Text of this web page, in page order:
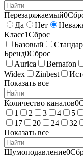
Перезаряжаемый0
Да
Нет
Класс1Сброс
Базовый
Бренд0Сброс
Aurica
Bernafon
Widex
Zinbest
Показать все
Количество каналов0
1
2 3 4 5
17
20 24 32
Показать все
Шумоподавление0